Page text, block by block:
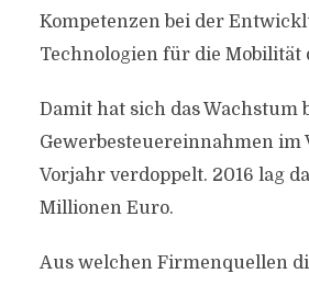
Kompetenzen bei der
Technologien für die Mobilität
Damit hat sich das Wachstum
Gewerbesteuereinnahmen im
Vorjahr verdoppelt. 2016 lag
Millionen Euro.
Aus welchen Firmenquellen